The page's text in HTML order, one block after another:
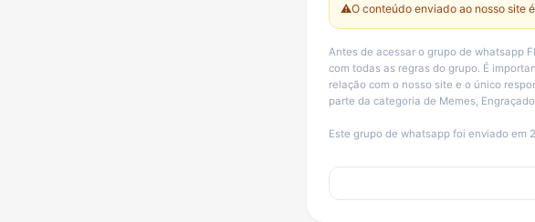
⚠️O conteúdo enviado ao nosso site
Antes de acessar o grupo de whatsapp
com todas as regras do grupo. É
relação com o nosso site e o único
parte da categoria de Memes,
Este grupo de whatsapp foi enviado em